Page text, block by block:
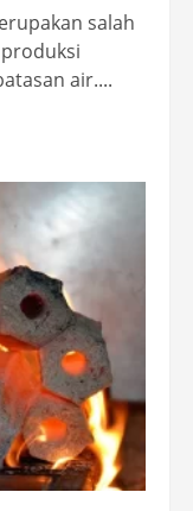
salah
air....